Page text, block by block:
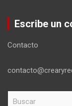
Escribe un
Contacto